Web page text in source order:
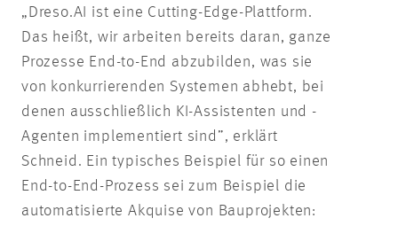
„Dreso.AI ist eine Cutting-Edge-Plattform.
Das heißt, wir arbeiten bereits daran, ganze
Prozesse End-to-End abzubilden, was sie
von konkurrierenden Systemen abhebt, bei
denen ausschließlich KI-Assistenten und -
Agenten implementiert sind”, erklärt
Schneid. Ein typisches Beispiel für so einen
End-to-End-Prozess sei zum Beispiel die
automatisierte Akquise von Bauprojekten: